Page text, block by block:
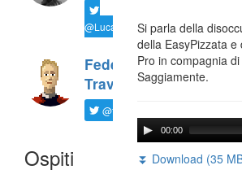
@LucaTNT
Federico
Travaini
@ftrava
Ospiti
Si parla della
della EasyPizzata
Pro in compagnia
Saggiamente.
00:00
⏬ Download (35